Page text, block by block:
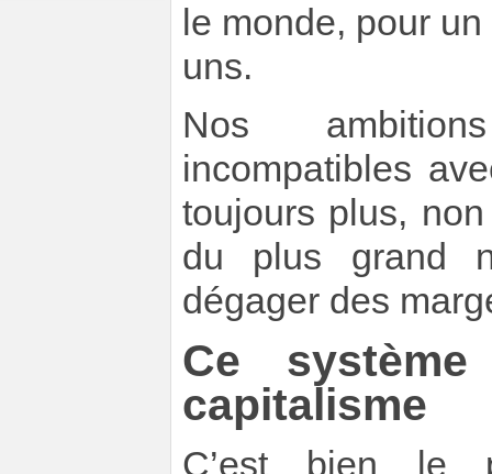
le monde, pour
uns.
Nos
incompatibles
toujours plus,
du plus grand
dégager des
Ce
capitalisme
C’est bien le